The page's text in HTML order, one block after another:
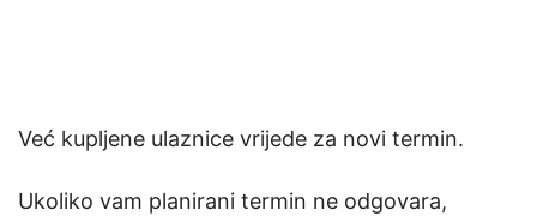
Već kupljene ulaznice vrijede za novi termin.
Ukoliko vam planirani termin ne odgovara,